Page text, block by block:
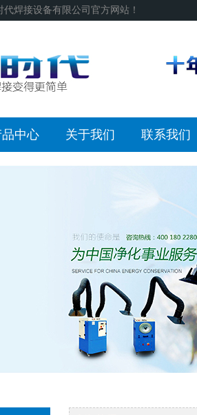
焊接设备有限公司官方网站！
品中心 关于我们 联系我们